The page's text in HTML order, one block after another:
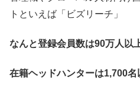
トといえば「ビズリーチ」
なんと登録会員数は90万人以
在籍ヘッドハンターは1,700名